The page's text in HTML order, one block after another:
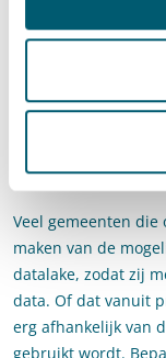
verwerken, zoals
Personen en de
wetten en
5) Hoe
Veel gemeenten
maken van de
datalake, zodat zij
data. Of dat vanuit
erg afhankelijk van
gebruikt wordt.